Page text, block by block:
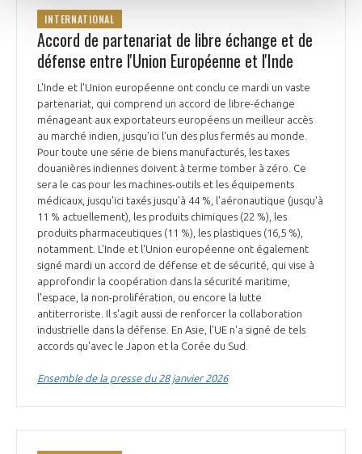
INTERNATIONAL
Accord de partenariat de libre échange et de
défense entre l'Union Européenne et l'Inde
L'Inde et l'Union européenne ont conclu ce mardi un vaste
partenariat, qui comprend un accord de libre-échange
ménageant aux exportateurs européens un meilleur accès
au marché indien, jusqu'ici l'un des plus fermés au monde.
Pour toute une série de biens manufacturés, les taxes
douanières indiennes doivent à terme tomber à zéro. Ce
sera le cas pour les machines-outils et les équipements
médicaux, jusqu'ici taxés jusqu'à 44 %, l'aéronautique (jusqu'à
11 % actuellement), les produits chimiques (22 %), les
produits pharmaceutiques (11 %), les plastiques (16,5 %),
notamment. L'Inde et l'Union européenne ont également
signé mardi un accord de défense et de sécurité, qui vise à
approfondir la coopération dans la sécurité maritime,
l'espace, la non-prolifération, ou encore la lutte
antiterroriste. Il s'agit aussi de renforcer la collaboration
industrielle dans la défense. En Asie, l'UE n'a signé de tels
accords qu'avec le Japon et la Corée du Sud.
Ensemble de la presse du 28 janvier 2026